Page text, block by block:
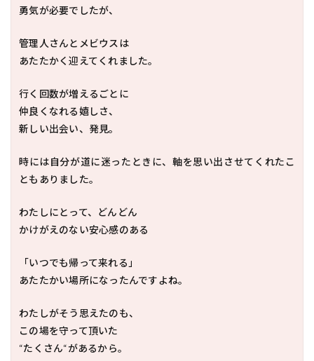
勇気が必要でしたが、
管理人さんとメビウスは
あたたかく迎えてくれました。
行く回数が増えるごとに
仲良くなれる嬉しさ、
新しい出会い、発見。
時には自分が道に迷ったときに、軸を思い出させてくれたこ
ともありました。
わたしにとって、どんどん
かけがえのない安心感のある
「いつでも帰って来れる」
あたたかい場所になったんですよね。
わたしがそう思えたのも、
この場を守って頂いた
“たくさん“があるから。